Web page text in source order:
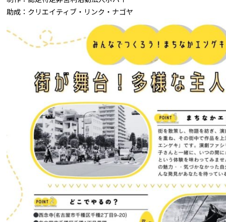
助成：クリエイティブ・リンク・ナゴヤ